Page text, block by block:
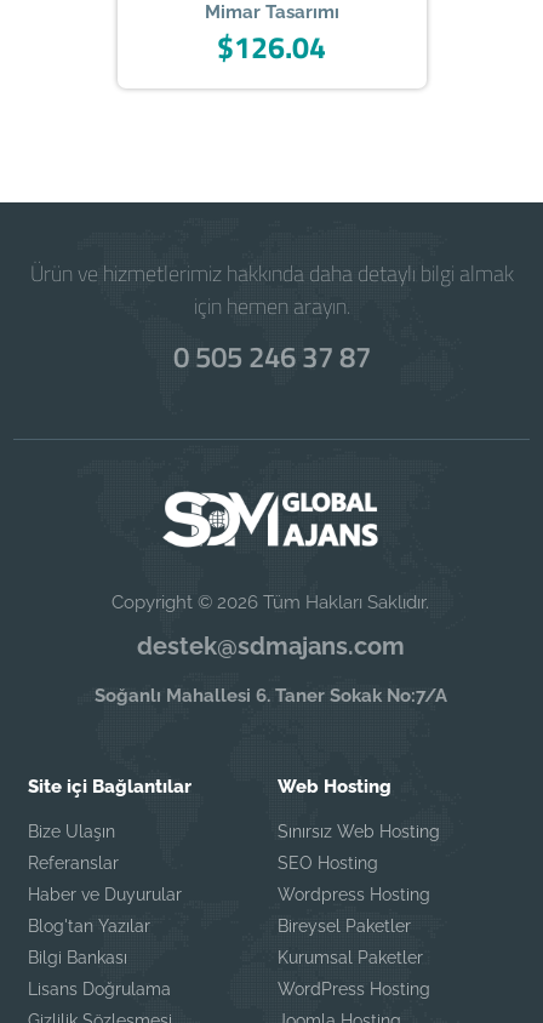
Mimar Tasarımı
$126.04
Ürün ve hizmetlerimiz hakkında daha detaylı bilgi almak
için hemen arayın.
0 505 246 37 87
Copyright © 2026 Tüm Hakları Saklıdır.
destek@sdmajans.com
Soğanlı Mahallesi 6. Taner Sokak No:7/A
Site içi Bağlantılar
Bize Ulaşın
Referanslar
Haber ve Duyurular
Blog'tan Yazılar
Bilgi Bankası
Lisans Doğrulama
Web Hosting
Sınırsız Web Hosting
SEO Hosting
Wordpress Hosting
Bireysel Paketler
Kurumsal Paketler
WordPress Hosting